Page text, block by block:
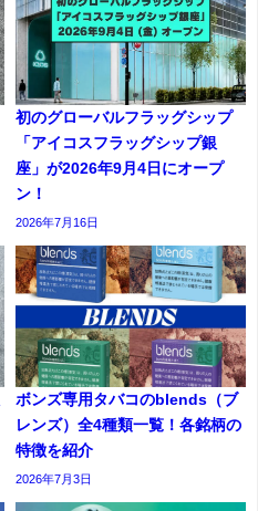
初のグローバルフラッグシップ
「アイコスフラッグシップ銀
座」が2026年9月4日にオープ
ン！
2026年7月16日
ボンズ専用タバコのblends（ブ
レンズ）全4種類一覧！各銘柄の
特徴を紹介
2026年7月3日